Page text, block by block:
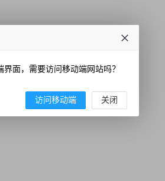
界面，需要访问移动端网站吗？
访问移动端 关闭